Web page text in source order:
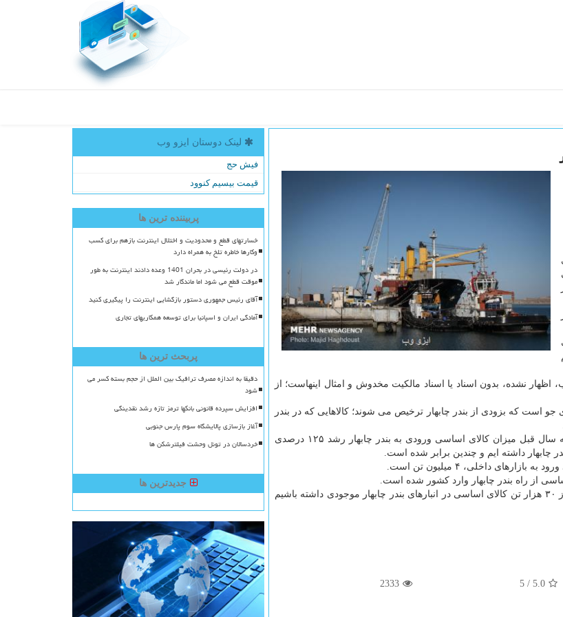
نشده، بدون اسناد یا اسناد مالکیت مخدوش و امثال اینهاست؛ از
است که بزودی از بندر چابهار ترخیص می شوند؛ کالاهایی که در بندر
وی خاطرنشان کرد: در ۴ ماهه نخست سال جاری نسبت به مدت مشابه سال قبل میزان کالای اساسی ورودی به بندر چابهار رشد ۱۲۵ درصدی
چابهار داشته ایم و چندین برابر شده است.
داخلی، ۴ میلیون تن است.
به گفته مدیرکل بنادر و دریانوردی سیستان و بلوچستان هم اکنون کمتر از ۳۰ هزار تن کالای اساسی در انبارهای بندر چابهار موجودی داشته باشیم
5.0
/
5
2333
لینک دوستان ایزو وب
فیش حج
قیمت بیسیم کنوود
پربیننده ترین ها
خسارتهای قطع و محدودیت و اختلال اینترنت بازهم برای کسب
وکارها خاطره تلخ به همراه دارد
در دولت رئیسی در بحران 1401 وعده دادند اینترنت به طور
موقت قطع می شود اما ماندگار شد
آقای رئیس جمهوری دستور بازگشایی اینترنت را پیگیری کنید
آمادگی ایران و اسپانیا برای توسعه همکاریهای تجاری
پربحث ترین ها
دقیقا به اندازه مصرف ترافیک بین الملل از حجم بسته کسر می
شود
افزایش سپرده قانونی بانکها ترمز تازه رشد نقدینگی
آغاز بازسازی پالایشگاه سوم پارس جنوبی
خردسالان در تونل وحشت فیلترشکن ها
جدیدترین ها